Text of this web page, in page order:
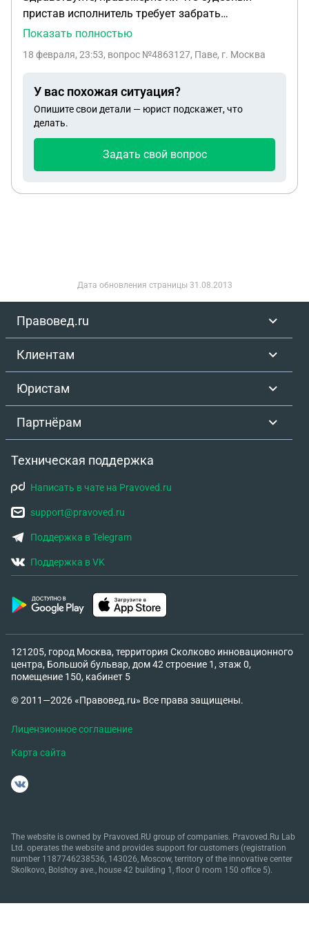
пристав исполнитель требует забрать
исполнительный лист и прекратить
алиментчик признан судом безвестно
Показать полностью
18 февраля, 23:53, вопрос №4863127, Паве, г. Москва
У вас похожая ситуация?
Опишите свои детали — юрист подскажет, что
делать.
Задать свой вопрос
Дата обновления страницы 31.08.2013
Правовед.ru
Клиентам
Юристам
Партнёрам
Техническая поддержка
Написать в чате на Pravoved.ru
support@pravoved.ru
Поддержка в Telegram
Поддержка в VK
121205, город Москва, территория Сколково инновационного
центра, Большой бульвар, дом 42 строение 1, этаж 0,
помещение 150, кабинет 5
© 2011—2026 «Правовед.ru» Все права защищены.
Лицензионное соглашение
Карта сайта
The website is owned by Pravoved.RU group of companies. Pravoved.Ru Lab
Ltd. operates the website and provides support for customers (registration
number 1187746238536, 143026, Moscow, territory of the innovative center
Skolkovo, Bolshoy ave., house 42 building 1, floor 0 room 150 office 5).